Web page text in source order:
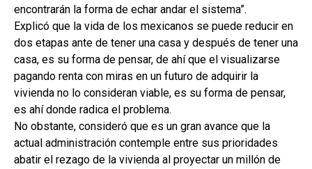
encontrarán la forma de echar andar el sistema”.
Explicó que la vida de los mexicanos se puede reducir en
dos etapas ante de tener una casa y después de tener una
casa, es su forma de pensar, de ahí que el visualizarse
pagando renta con miras en un futuro de adquirir la
vivienda no lo consideran viable, es su forma de pensar,
es ahí donde radica el problema.
No obstante, consideró que es un gran avance que la
actual administración contemple entre sus prioridades
abatir el rezago de la vivienda al proyectar un millón de